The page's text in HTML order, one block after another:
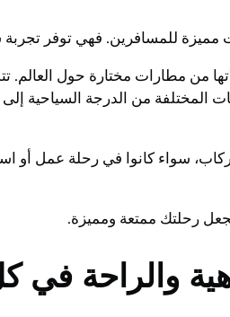
للمسافرين. فهي توفر
من مطارات مختارة حول العالم.
من الدرجة السياحية
سواء كانوا في رحلة عمل أو
رحلتك ممتعة ومميزة.
والراحة في